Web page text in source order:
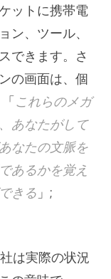
ットに携帯電
ン、ツール、
できます。さ
の画面は、個
これらのメガ
あなたがして
なたの文脈を
あるかを覚え
きる 」;
は実際の状況